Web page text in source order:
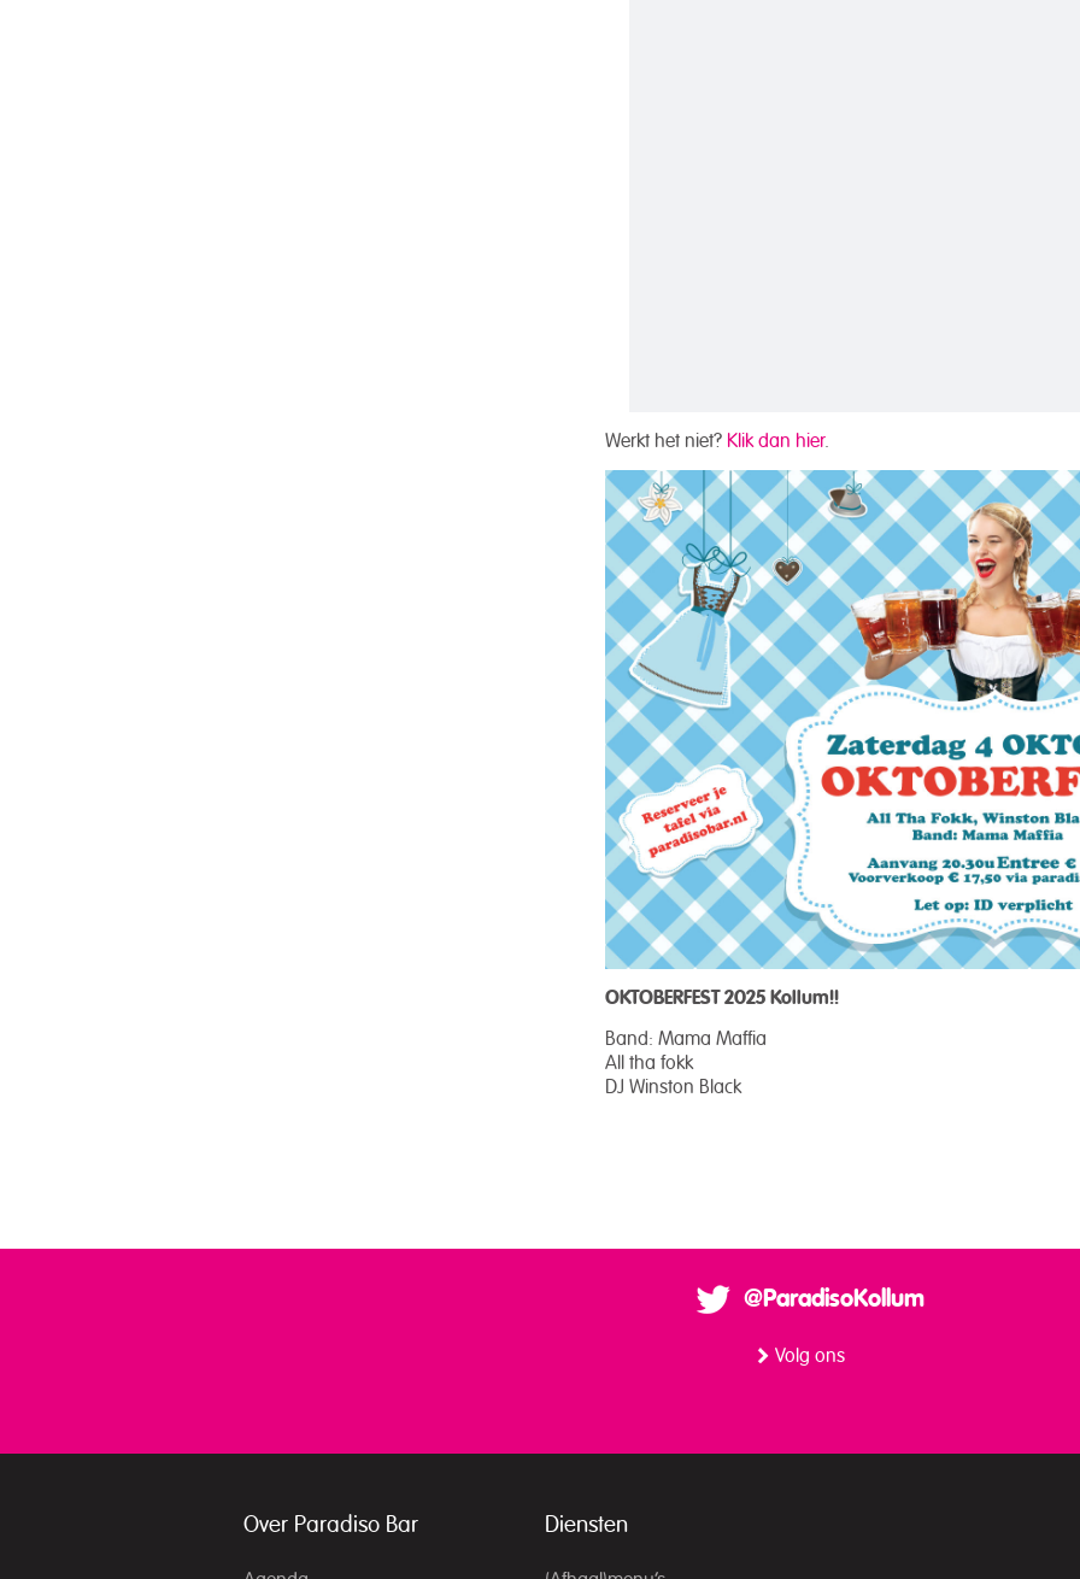
Werkt het niet? Klik dan hier.
OKTOBERFEST 2025 Kollum!!
Band: Mama Maffia
All tha fokk
DJ Winston Black
@ParadisoKollum
Volg ons
Over Paradiso Bar Diensten